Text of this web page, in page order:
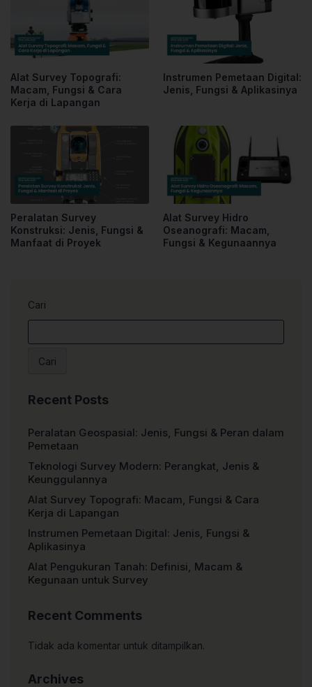
Alat Survey Topografi:
Macam, Fungsi & Cara
Kerja di Lapangan
Instrumen Pemetaan Digital:
Jenis, Fungsi & Aplikasinya
Peralatan Survey
Konstruksi: Jenis, Fungsi &
Manfaat di Proyek
Alat Survey Hidro
Oseanografi: Macam,
Fungsi & Kegunaannya
Cari
Cari
Recent Posts
Peralatan Geospasial: Jenis, Fungsi & Peran dalam
Pemetaan
Teknologi Survey Modern: Perangkat, Jenis &
Keunggulannya
Alat Survey Topografi: Macam, Fungsi & Cara
Kerja di Lapangan
Instrumen Pemetaan Digital: Jenis, Fungsi &
Aplikasinya
Alat Pengukuran Tanah: Definisi, Macam &
Kegunaan untuk Survey
Recent Comments
Tidak ada komentar untuk ditampilkan.
Archives